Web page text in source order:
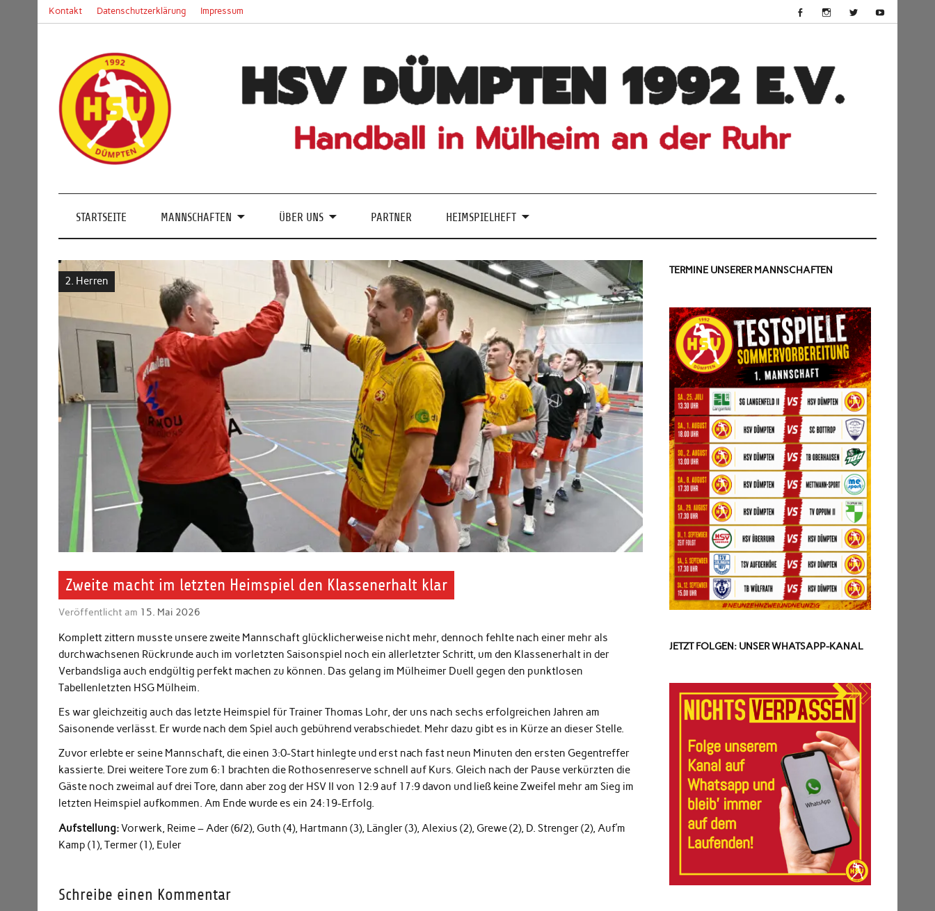
Kontakt Datenschutzerklärung Impressum
Handball in Mülheim an der Ruhr
STARTSEITE MANNSCHAFTEN ÜBER UNS PARTNER HEIMSPIELHEFT
2. Herren
Zweite macht im letzten Heimspiel den Klassenerhalt klar
Veröffentlicht am 15. Mai 2026
Komplett zittern musste unsere zweite Mannschaft glücklicherweise nicht mehr, dennoch fehlte nach einer mehr als
durchwachsenen Rückrunde auch im vorletzten Saisonspiel noch ein allerletzter Schritt, um den Klassenerhalt in der
Verbandsliga auch endgültig perfekt machen zu können. Das gelang im Mülheimer Duell gegen den punktlosen
Tabellenletzten HSG Mülheim.
Es war gleichzeitig auch das letzte Heimspiel für Trainer Thomas Lohr, der uns nach sechs erfolgreichen Jahren am
Saisonende verlässt. Er wurde nach dem Spiel auch gebührend verabschiedet. Mehr dazu gibt es in Kürze an dieser Stelle.
Zuvor erlebte er seine Mannschaft, die einen 3:0-Start hinlegte und erst nach fast neun Minuten den ersten Gegentreffer
kassierte. Drei weitere Tore zum 6:1 brachten die Rothosenreserve schnell auf Kurs. Gleich nach der Pause verkürzten die
Gäste noch zweimal auf drei Tore, dann aber zog der HSV II von 12:9 auf 17:9 davon und ließ keine Zweifel mehr am Sieg im
letzten Heimspiel aufkommen. Am Ende wurde es ein 24:19-Erfolg.
Aufstellung:Vorwerk, Reime – Ader (6/2), Guth (4), Hartmann (3), Längler (3), Alexius (2), Grewe (2), D. Strenger (2), Auf’m
Kamp (1), Termer (1), Euler
Schreibe einen Kommentar
TERMINE UNSERER MANNSCHAFTEN
JETZT FOLGEN: UNSER WHATSAPP-KANAL